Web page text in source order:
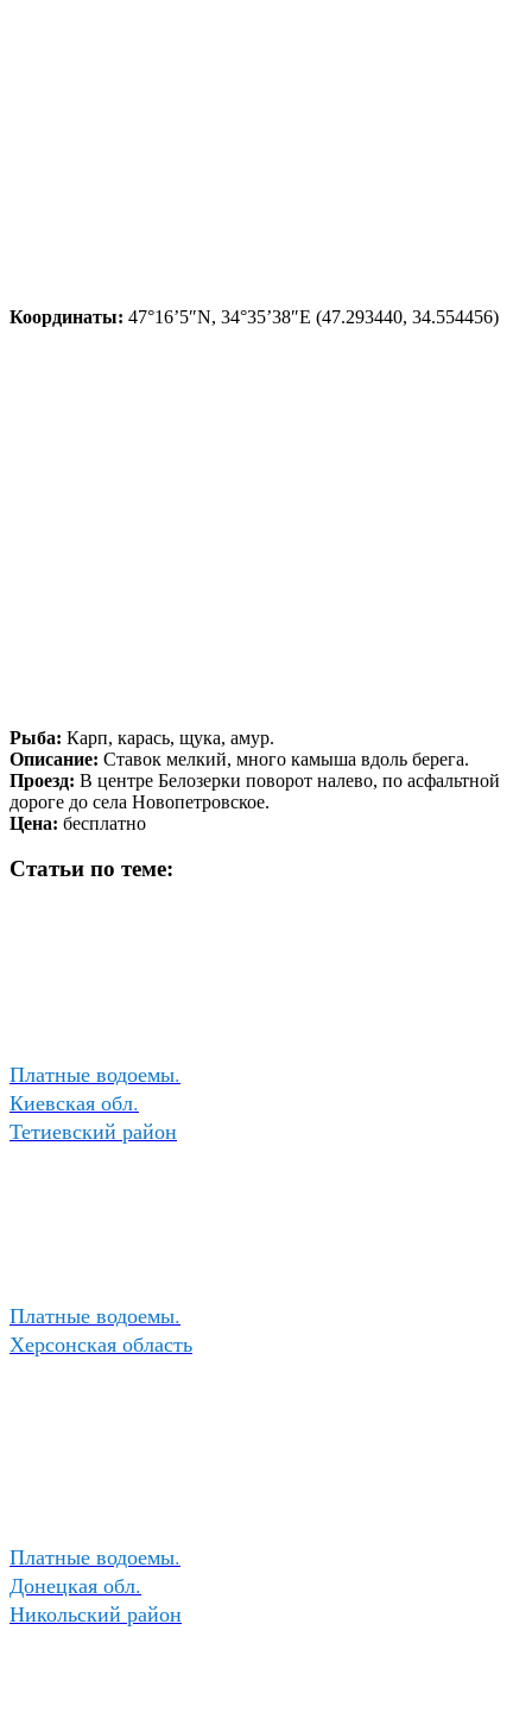
Координаты: 47°16’5″N, 34°35’38″E (47.293440, 34.554456)
Рыба: Карп, карась, щука, амур.
Описание: Ставок мелкий, много камыша вдоль берега.
Проезд: В центре Белозерки поворот налево, по асфальтной
дороге до села Новопетровское.
Цена: бесплатно
Статьи по теме:
Платные водоемы.
Киевская обл.
Тетиевский район
Платные водоемы.
Херсонская область
Платные водоемы.
Донецкая обл.
Никольский район